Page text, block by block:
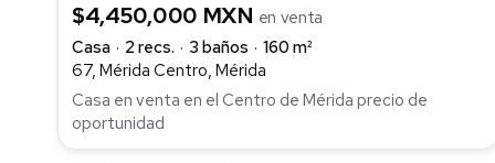
$4,450,000 MXN en venta
Casa
2 recs. 3 baños
160 m²
67, Mérida Centro, Mérida
Casa en venta en el Centro de Mérida precio de
oportunidad